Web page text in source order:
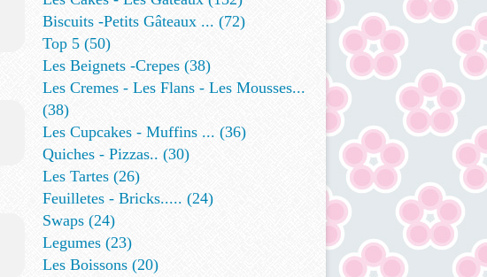
Biscuits -petits Gâteaux ... (72)
Top 5 (50)
Les Beignets -crepes (38)
Les Cremes - Les Flans - Les Mousses...
(38)
Les Cupcakes - Muffins ... (36)
Quiches - Pizzas.. (30)
Les Tartes (26)
Feuilletes - Bricks..... (24)
Swaps (24)
Legumes (23)
Les Boissons (20)